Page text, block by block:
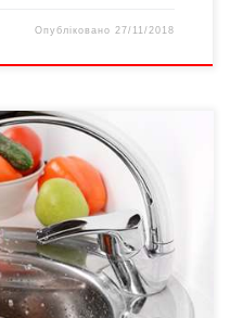
Опубліковано27/11/2018
правильно, коли миє
споживанням. Однак
міркувань ми можемо
продукти мити не
Курку. Багато хто вважає,
помити у проточній воді.